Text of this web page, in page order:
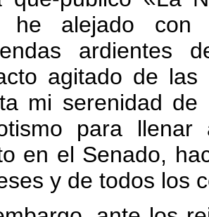
he alejado con
ardientes
agitado de
mi serenidad
para
en el Senado,
y de todos los